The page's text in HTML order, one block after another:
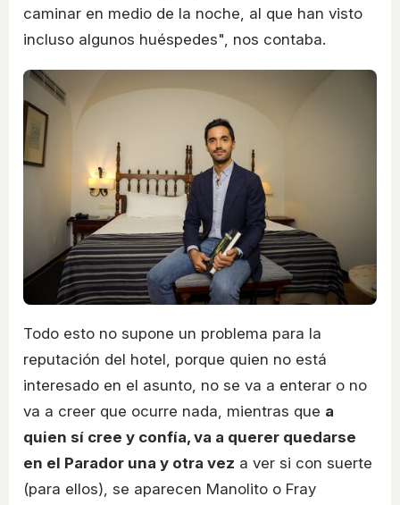
caminar en medio de la noche, al que han visto
incluso algunos huéspedes", nos contaba.
Todo esto no supone un problema para la
reputación del hotel, porque quien no está
interesado en el asunto, no se va a enterar o no
va a creer que ocurre nada, mientras que a
quien sí cree y confía, va a querer quedarse
en el Parador una y otra vez a ver si con suerte
(para ellos), se aparecen Manolito o Fray